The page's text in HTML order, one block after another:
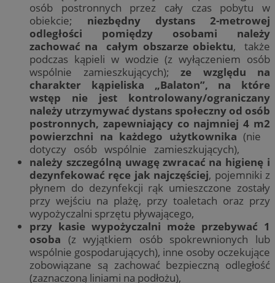
osób postronnych przez cały czas pobytu w
obiekcie; niezbędny dystans 2-metrowej
odległości pomiędzy osobami należy
zachować na całym obszarze obiektu, także
podczas kąpieli w wodzie (z wyłączeniem osób
wspólnie zamieszkujących); ze względu na
charakter kąpieliska „Balaton”, na które
wstęp nie jest kontrolowany/ograniczany
należy utrzymywać dystans społeczny od osób
postronnych, zapewniający co najmniej 4 m2
powierzchni na każdego użytkownika (nie
dotyczy osób wspólnie zamieszkujących),
należy szczególną uwagę zwracać na higienę i
dezynfekować ręce jak najczęściej, pojemniki z
płynem do dezynfekcji rąk umieszczone zostały
przy wejściu na plażę, przy toaletach oraz przy
wypożyczalni sprzętu pływającego,
przy kasie wypożyczalni może przebywać 1
osoba (z wyjątkiem osób spokrewnionych lub
wspólnie gospodarujących), inne osoby oczekujące
zobowiązane są zachować bezpieczną odległość
(zaznaczoną liniami na podłożu),